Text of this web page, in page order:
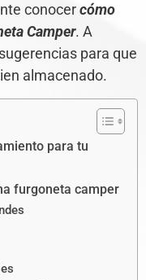
conocercómo
Camper. A
para que
almacenado.
para tu
furgoneta camper